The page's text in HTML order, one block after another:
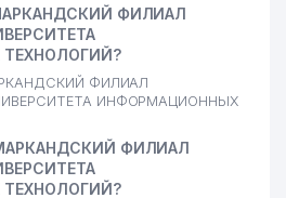
ФИЛИАЛ
ФИЛИАЛ
ИНФОРМАЦИОННЫХ
ФИЛИАЛ